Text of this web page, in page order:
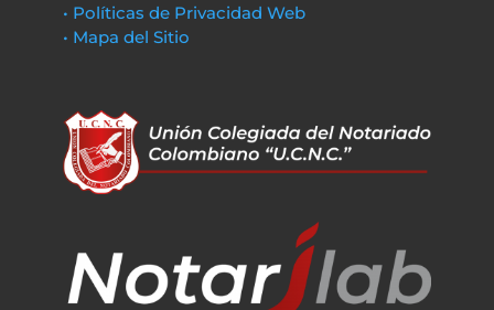
• Políticas de Privacidad Web
• Mapa del Sitio